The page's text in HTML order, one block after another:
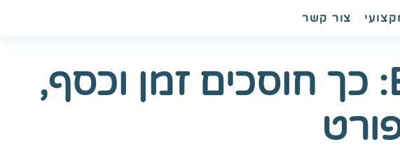
צור קשר
חתימה דיגיטלית עם Easy2Sign: כך חוסכים זמן וכסף,